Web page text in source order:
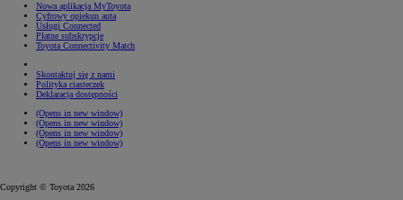
Nowa aplikacja MyToyota
Cyfrowy opiekun auta
Usługi Connected
Płatne subskrypcje
Toyota Connectivity Match
Skontaktuj się z nami
Polityka ciasteczek
Deklaracja dostępności
(Opens in new window)
(Opens in new window)
(Opens in new window)
(Opens in new window)
Copyright © Toyota 2026